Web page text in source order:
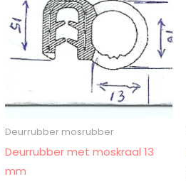
Deurrubber mosrubber
Deurrubber met moskraal 13
mm